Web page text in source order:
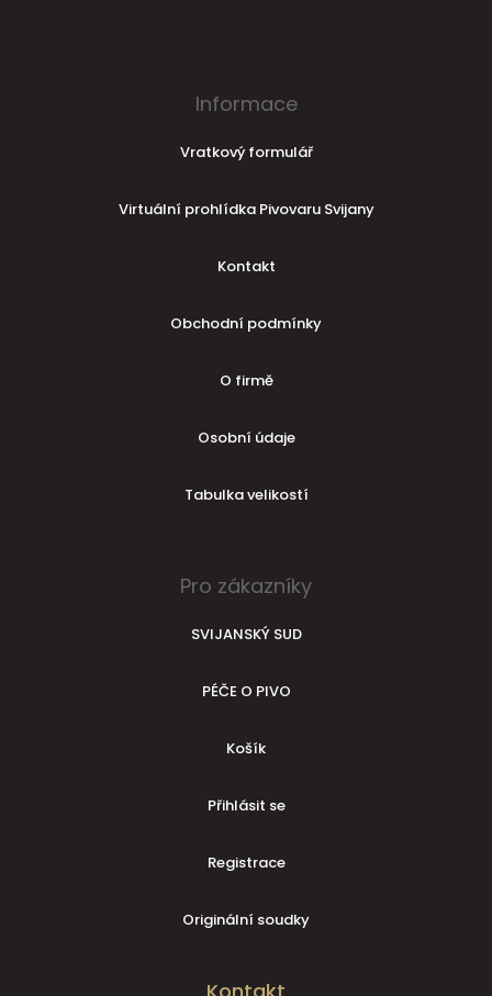
Informace
Vratkový formulář
Virtuální prohlídka Pivovaru Svijany
Kontakt
Obchodní podmínky
O firmě
Osobní údaje
Tabulka velikostí
Pro zákazníky
SVIJANSKÝ SUD
PÉČE O PIVO
Košík
Přihlásit se
Registrace
Originální soudky